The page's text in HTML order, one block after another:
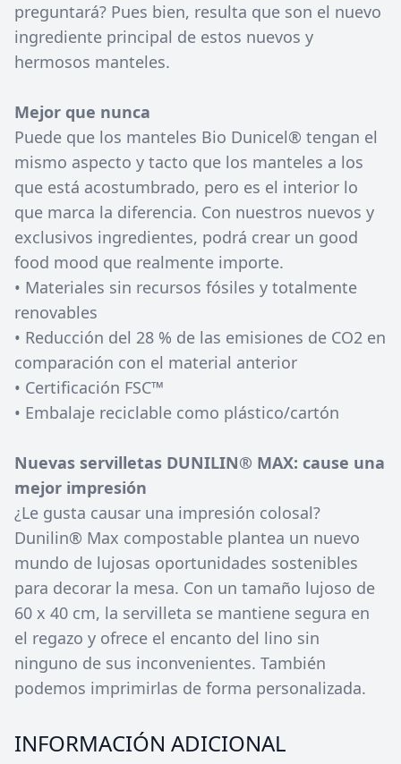
preguntará? Pues bien, resulta que son el nuevo
ingrediente principal de estos nuevos y
hermosos manteles.
Mejor que nunca
Puede que los manteles Bio Dunicel® tengan el
mismo aspecto y tacto que los manteles a los
que está acostumbrado, pero es el interior lo
que marca la diferencia. Con nuestros nuevos y
exclusivos ingredientes, podrá crear un good
food mood que realmente importe.
• Materiales sin recursos fósiles y totalmente
renovables
• Reducción del 28 % de las emisiones de CO2 en
comparación con el material anterior
• Certificación FSC™
• Embalaje reciclable como plástico/cartón
Nuevas servilletas DUNILIN® MAX: cause una
mejor impresión
¿Le gusta causar una impresión colosal?
Dunilin® Max compostable plantea un nuevo
mundo de lujosas oportunidades sostenibles
para decorar la mesa. Con un tamaño lujoso de
60 x 40 cm, la servilleta se mantiene segura en
el regazo y ofrece el encanto del lino sin
ninguno de sus inconvenientes. También
podemos imprimirlas de forma personalizada.
INFORMACIÓN ADICIONAL